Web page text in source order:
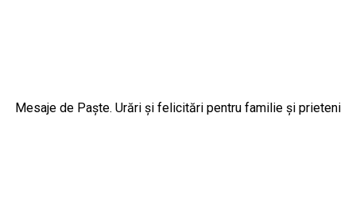
Mesaje de Paște. Urări și felicitări pentru familie și prieteni